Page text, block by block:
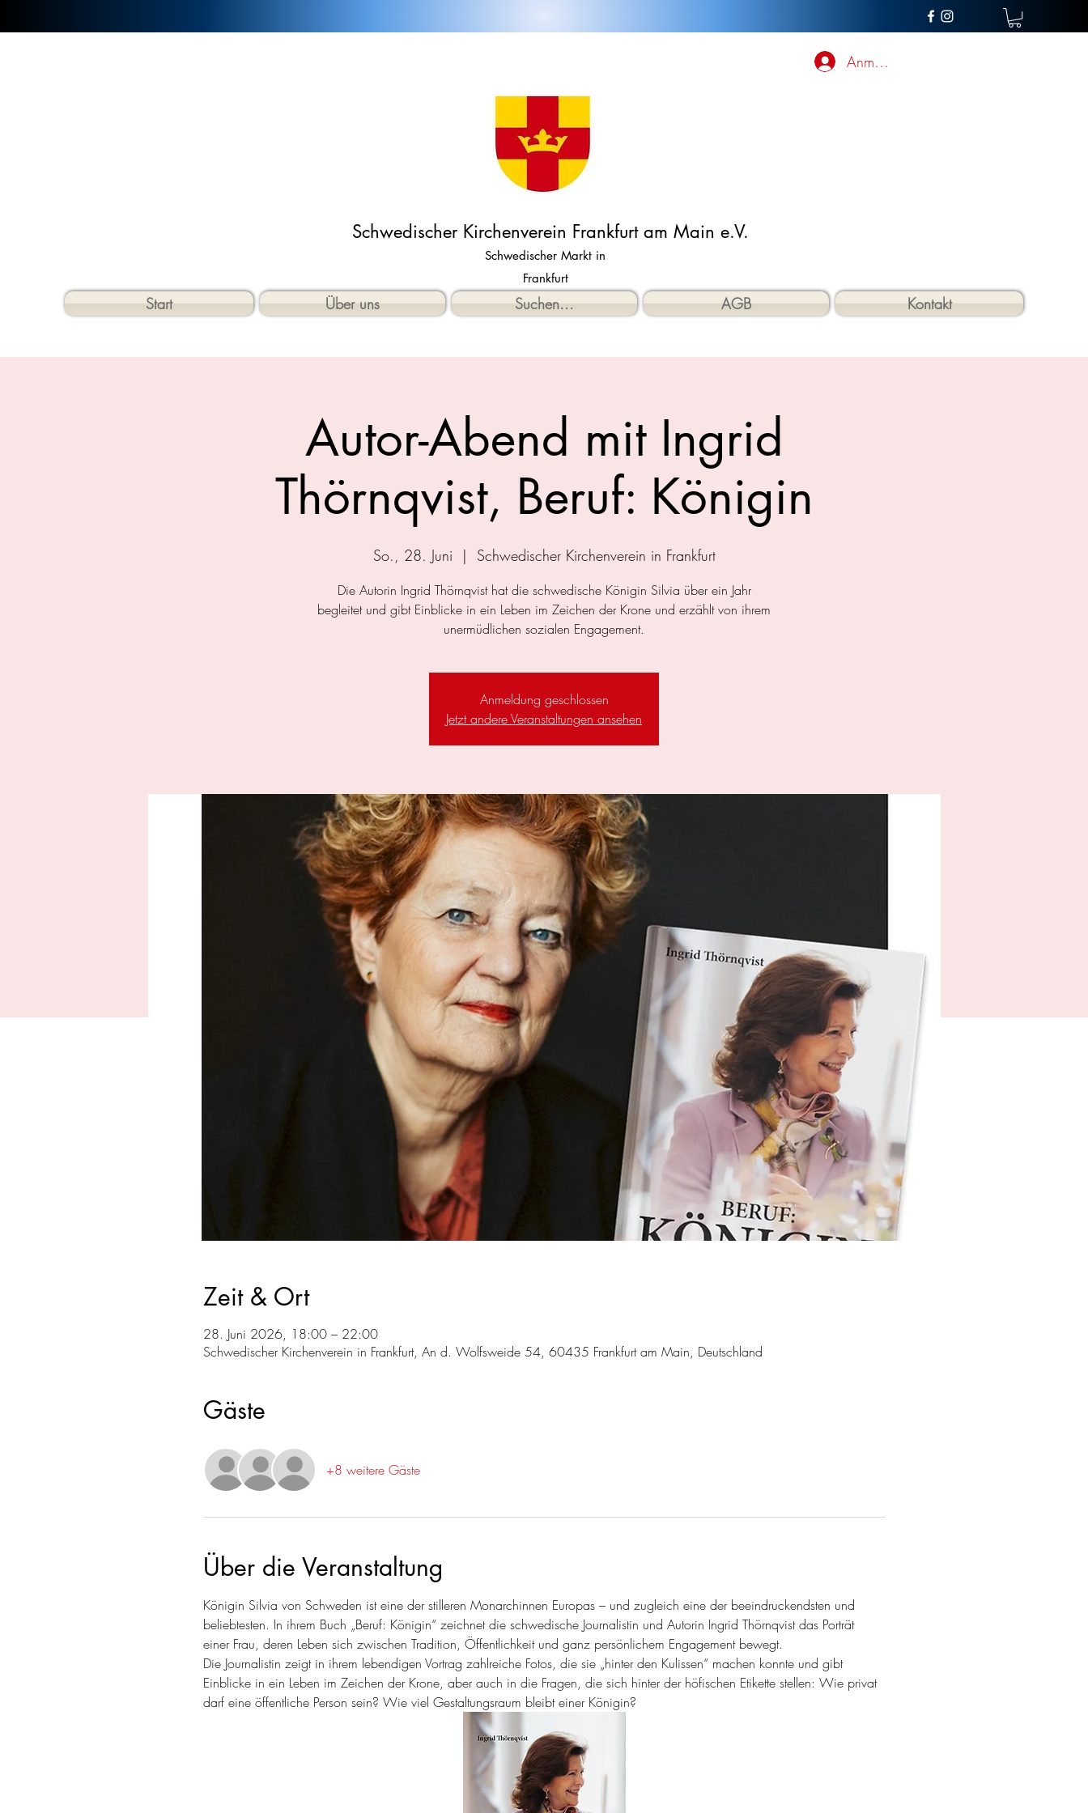
Schwedischer Kirchenverein Frankfurt am Main e.V.
Schwedischer Markt in
Frankfurt
Anmelden
Start Über uns Suchen... AGB Kontakt
Autor-Abend mit Ingrid
Thörnqvist, Beruf: Königin
So., 28. Juni
  |
Schwedischer Kirchenverein in Frankfurt
Die Autorin Ingrid Thörnqvist hat die schwedische Königin Silvia über ein Jahr
begleitet und gibt Einblicke in ein Leben im Zeichen der Krone und erzählt von ihrem
unermüdlichen sozialen Engagement.
Anmeldung geschlossen
Jetzt andere Veranstaltungen ansehen
Zeit & Ort
28. Juni 2026, 18:00 – 22:00
Schwedischer Kirchenverein in Frankfurt, An d. Wolfsweide 54, 60435 Frankfurt am Main, Deutschland
Gäste
+8 weitere Gäste
Über die Veranstaltung
Königin Silvia von Schweden ist eine der stilleren Monarchinnen Europas – und zugleich eine der beeindruckendsten und
beliebtesten. In ihrem Buch „Beruf: Königin“ zeichnet die schwedische Journalistin und Autorin Ingrid Thörnqvist das Porträt
einer Frau, deren Leben sich zwischen Tradition, Öffentlichkeit und ganz persönlichem Engagement bewegt.
Die Journalistin zeigt in ihrem lebendigen Vortrag zahlreiche Fotos, die sie „hinter den Kulissen“ machen konnte und gibt
Einblicke in ein Leben im Zeichen der Krone, aber auch in die Fragen, die sich hinter der höfischen Etikette stellen: Wie privat
darf eine öffentliche Person sein? Wie viel Gestaltungsraum bleibt einer Königin?